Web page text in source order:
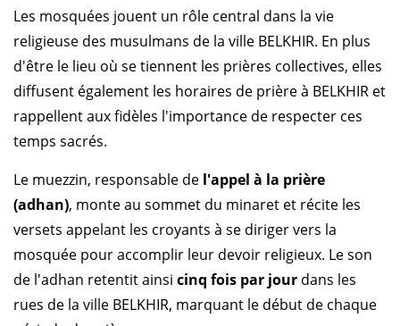
Les mosquées jouent un rôle central dans la vie
religieuse des musulmans de la ville BELKHIR. En plus
d'être le lieu où se tiennent les prières collectives, elles
diffusent également les horaires de prière à BELKHIR et
rappellent aux fidèles l'importance de respecter ces
temps sacrés.
Le muezzin, responsable de l'appel à la prière
(adhan), monte au sommet du minaret et récite les
versets appelant les croyants à se diriger vers la
mosquée pour accomplir leur devoir religieux. Le son
de l'adhan retentit ainsi cinq fois par jour dans les
rues de la ville BELKHIR, marquant le début de chaque